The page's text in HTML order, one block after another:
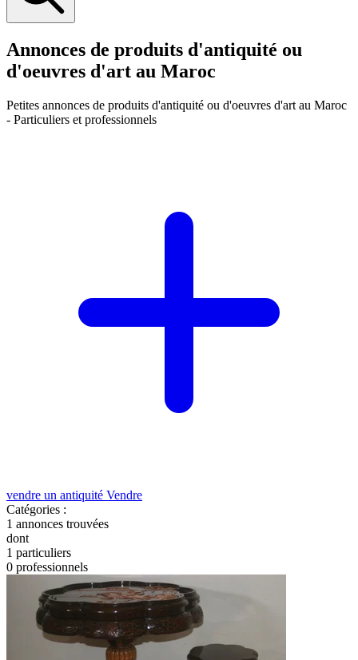
Annonces de produits d'antiquité ou
d'oeuvres d'art au Maroc
Petites annonces de produits d'antiquité ou d'oeuvres d'art au Maroc
- Particuliers et professionnels
vendre un antiquité Vendre
Catégories :
1 annonces trouvées
dont
1 particuliers
0 professionnels